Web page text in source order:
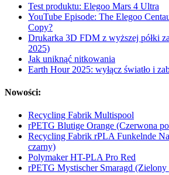
Test produktu: Elegoo Mars 4 Ultra
YouTube Episode: The Elegoo
Copy?
Drukarka 3D FDM z wyższej półki
2025)
Jak uniknąć nitkowania
Earth Hour 2025: wyłącz światło i
Nowości:
Recycling Fabrik Multispool
rPETG Blutige Orange (Czerwona
Recycling Fabrik rPLA Funkelnde
czarny)
Polymaker HT-PLA Pro Red
rPETG Mystischer Smaragd (Zielony